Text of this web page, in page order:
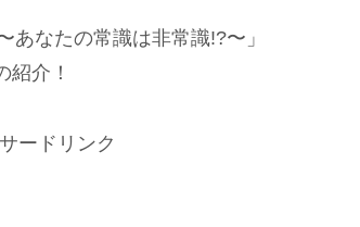
なたの常識は非常識!?〜」
紹介！
ードリンク